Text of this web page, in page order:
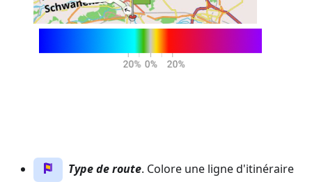
Type de route. Colore une ligne d'itinéraire